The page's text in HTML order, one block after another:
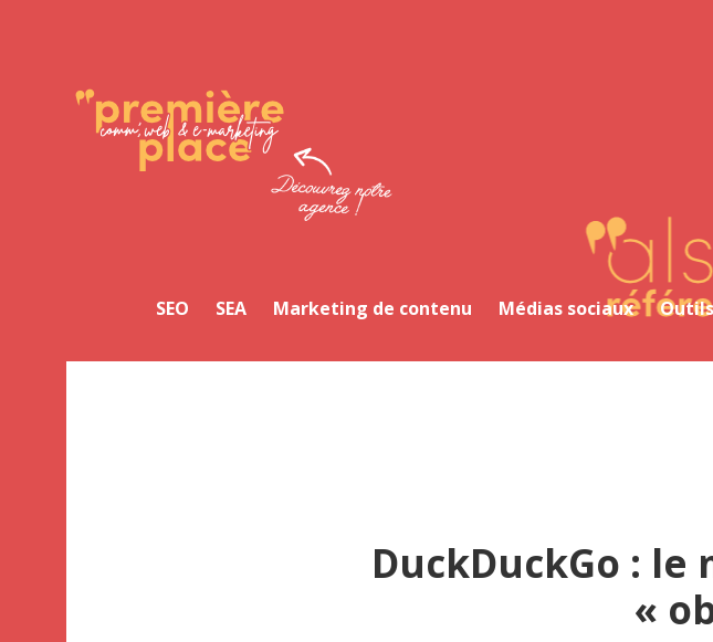
Alsace
SEO SEA Marketing de contenu Médias sociaux Outils
DuckDuckGo :
«